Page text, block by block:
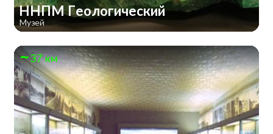
ННПМ Геологический
Музей
37 км